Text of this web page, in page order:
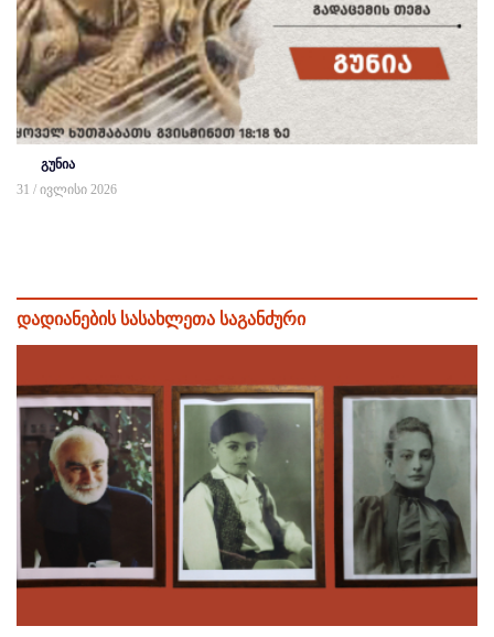
გუნია
31 / ივლისი 2026
დადიანების სასახლეთა საგანძური